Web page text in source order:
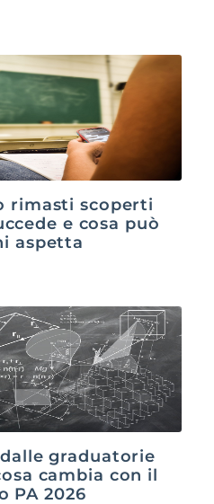
rimasti scoperti
e cosa può
aspetta
graduatorie
cambia con il
PA 2026